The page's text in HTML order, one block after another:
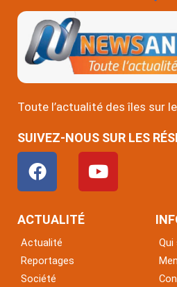
Toute l’actualité des îles sur
SUIVEZ-NOUS SUR LES
F
a
c
e
o
o
Y
o
u
ACTUALITÉ
Actualité
Reportages
Société